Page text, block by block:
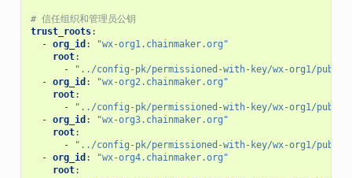
# 信任组织和管理员公钥
trust_roots:
- org_id :
"wx-org1.chainmaker.org"
root:
-
"../config-pk/permissioned-with-key/wx-org1/public-
- org_id :
"wx-org2.chainmaker.org"
root:
-
"../config-pk/permissioned-with-key/wx-org1/public-
- org_id :
"wx-org3.chainmaker.org"
root:
-
"../config-pk/permissioned-with-key/wx-org1/public-
- org_id :
"wx-org4.chainmaker.org"
root: